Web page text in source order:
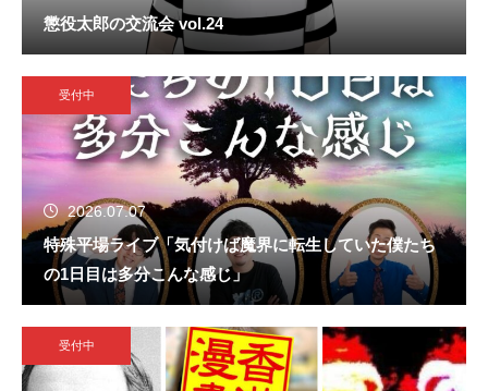
懲役太郎の交流会 vol.24
受付中
2026.07.07
特殊平場ライブ「気付けば魔界に転生していた僕たち
の1日目は多分こんな感じ」
受付中